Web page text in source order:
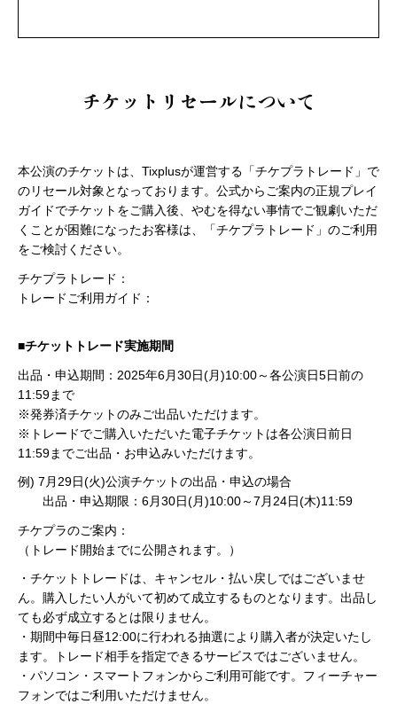
チケットリセールについて
本公演のチケットは、Tixplusが運営する「チケプラトレード」で
のリセール対象となっております。公式からご案内の正規プレイ
ガイドでチケットをご購入後、やむを得ない事情でご観劇いただ
くことが困難になったお客様は、「チケプラトレード」のご利用
をご検討ください。
チケプラトレード：
トレードご利用ガイド：
■チケットトレード実施期間
出品・申込期間：2025年6月30日(月)10:00～各公演日5日前の
11:59まで
※発券済チケットのみご出品いただけます。
※トレードでご購入いただいた電子チケットは各公演日前日
11:59までご出品・お申込みいただけます。
例) 7月29日(火)公演チケットの出品・申込の場合
出品・申込期限：6月30日(月)10:00～7月24日(木)11:59
チケプラのご案内：
（トレード開始までに公開されます。）
・チケットトレードは、キャンセル・払い戻しではございませ
ん。購入したい人がいて初めて成立するものとなります。出品し
ても必ず成立するとは限りません。
・期間中毎日昼12:00に行われる抽選により購入者が決定いたし
ます。トレード相手を指定できるサービスではございません。
・パソコン・スマートフォンからご利用可能です。フィーチャー
フォンではご利用いただけません。